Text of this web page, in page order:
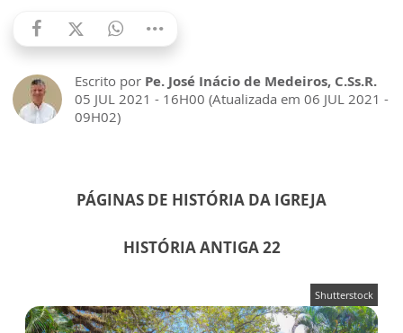
Escrito por Pe. José Inácio de Medeiros, C.Ss.R.
05 JUL 2021 - 16H00 (Atualizada em 06 JUL 2021 -
09H02)
PÁGINAS DE HISTÓRIA DA IGREJA
HISTÓRIA ANTIGA 22
Shutterstock